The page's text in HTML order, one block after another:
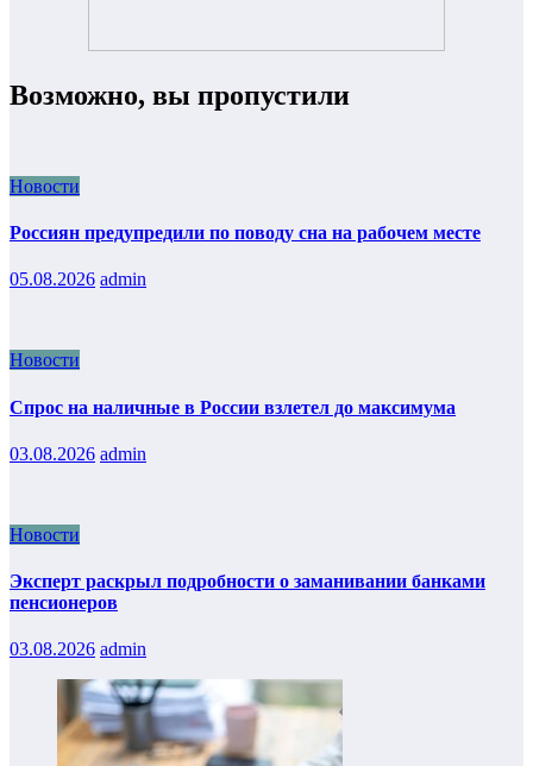
Возможно, вы пропустили
Новости
Россиян предупредили по поводу сна на рабочем месте
05.08.2026 admin
Новости
Спрос на наличные в России взлетел до максимума
03.08.2026 admin
Новости
Эксперт раскрыл подробности о заманивании банками
пенсионеров
03.08.2026 admin